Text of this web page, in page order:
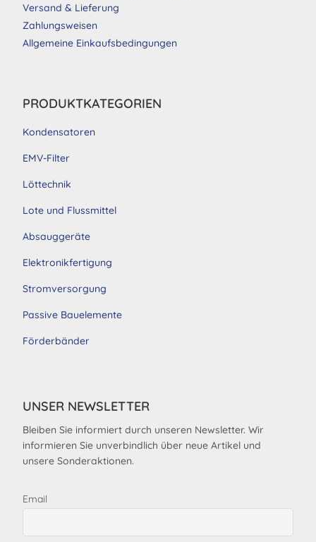
Versand & Lieferung
Zahlungsweisen
Allgemeine Einkaufsbedingungen
PRODUKTKATEGORIEN
Kondensatoren
EMV-Filter
Löttechnik
Lote und Flussmittel
Absauggeräte
Elektronikfertigung
Stromversorgung
Passive Bauelemente
Förderbänder
UNSER NEWSLETTER
Bleiben Sie informiert durch unseren Newsletter. Wir
informieren Sie unverbindlich über neue Artikel und
unsere Sonderaktionen.
Email